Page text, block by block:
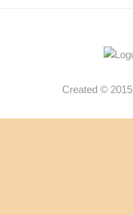
Created © 2015